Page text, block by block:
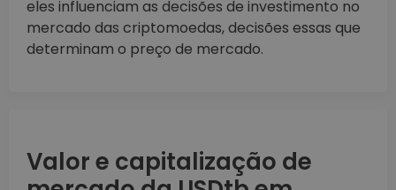
eles influenciam as decisões de investimento no
mercado das criptomoedas, decisões essas que
determinam o preço de mercado.
Valor e capitalização de